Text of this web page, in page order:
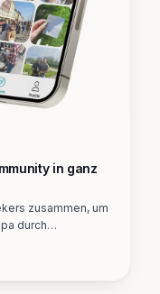
in ganz
zusammen, um
durch